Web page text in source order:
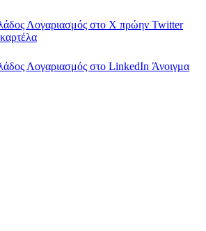
Λογαριασμός στο X πρώην Twitter
Λογαριασμός στο LinkedIn Άνοιγμα